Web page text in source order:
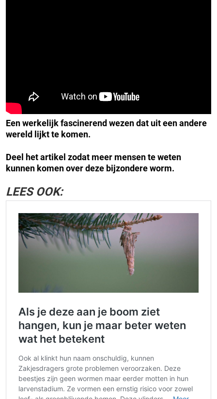
Een werkelijk fascinerend wezen dat uit een andere
wereld lijkt te komen.
Deel het artikel zodat meer mensen te weten
kunnen komen over deze bijzondere worm.
LEES OOK: